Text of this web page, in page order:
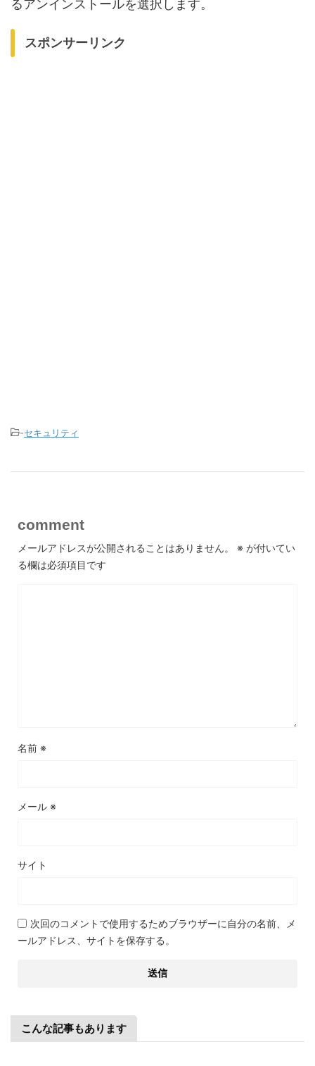
るアンインストールを選択します。
スポンサーリンク
-セキュリティ
comment
メールアドレスが公開されることはありません。 ※ が付いてい
る欄は必須項目です
名前 ※
メール ※
サイト
次回のコメントで使用するためブラウザーに自分の名前、メ
ールアドレス、サイトを保存する。
こんな記事もあります